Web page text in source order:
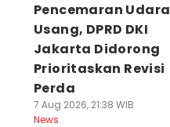
Pencemaran Udara
Usang, DPRD DKI
Jakarta Didorong
Prioritaskan Revisi
Perda
7 Aug 2026, 21:38 WIB
News